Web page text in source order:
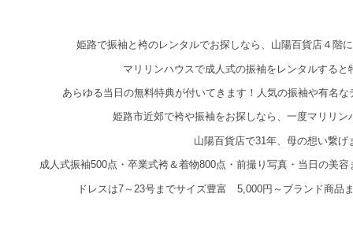
姫路で振袖と袴のレンタルでお探しなら、山陽百貨店４階
マリリンハウスで成人式の振袖をレンタルすると
あらゆる当日の無料特典が付いてきます！人気の振袖や有名
姫路市近郊で袴や振袖をお探しなら、一度マリリン
山陽百貨店で31年、母の想い繋げ
成人式振袖500点・卒業式袴＆着物800点・前撮り写真・当日の美
ドレスは7～23号までサイズ豊富 5,000円～ブランド商品